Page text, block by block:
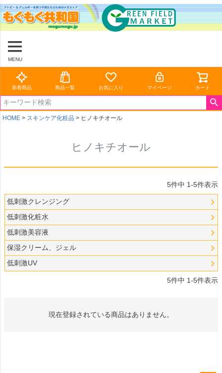
MENU
新着商品 商品一覧 お気に入り マイページ カート
HOME スキンケア化粧品 ヒノキチオール
ヒノキチオール
5件中 1-5件表示
低刺激クレンジング
低刺激化粧水
低刺激美容液
保湿クリーム、ジェル
低刺激UV
5件中 1-5件表示
現在登録されている商品はありません。